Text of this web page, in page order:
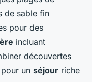
de sable fin
pour des
incluant
découvertes
un séjour riche